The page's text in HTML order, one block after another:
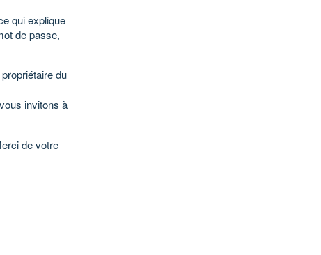
qui explique
de passe,
du
invitons à
de votre